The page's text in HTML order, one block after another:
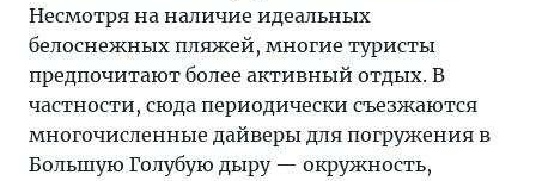
Несмотря на наличие идеальных
белоснежных пляжей, многие туристы
предпочитают более активный отдых. В
частности, сюда периодически съезжаются
многочисленные дайверы для погружения в
Большую Голубую дыру — окружность,